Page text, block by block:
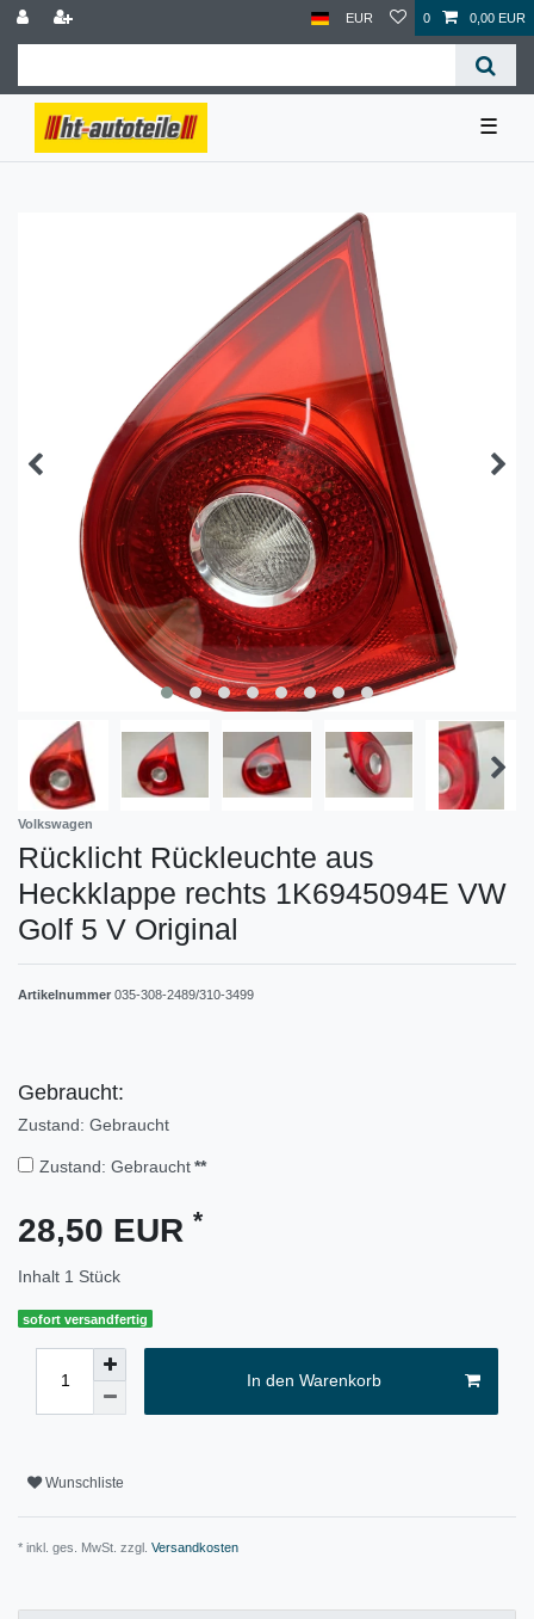
EUR 0 0,00 EUR
☰
Volkswagen
Rücklicht Rückleuchte aus
Heckklappe rechts 1K6945094E VW
Golf 5 V Original
Artikelnummer 035-308-2489/310-3499
Gebraucht:
Zustand: Gebraucht
Zustand: Gebraucht **
28,50 EUR *
Inhalt 1 Stück
sofort versandfertig
In den Warenkorb
Wunschliste
* inkl. ges. MwSt. zzgl. Versandkosten